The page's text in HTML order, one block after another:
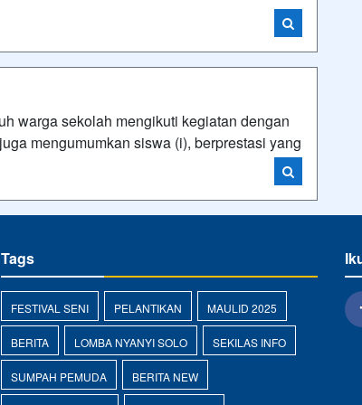
warga sekolah mengikuti kegiatan dengan
mengumumkan siswa (i), berprestasi yang
Tags
FESTIVAL SENI PELANTIKAN MAULID 2025
BERITA LOMBA NYANYI SOLO SEKILAS INFO
SUMPAH PEMUDA BERITA NEW